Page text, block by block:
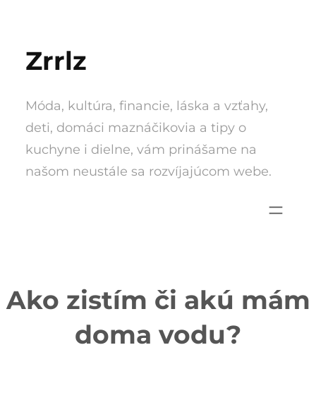
content
Zrrlz
Móda, kultúra, financie, láska a vzťahy,
deti, domáci maznáčikovia a tipy o
kuchyne i dielne, vám prinášame na
našom neustále sa rozvíjajúcom webe.
Ako zistím či akú mám
doma vodu?